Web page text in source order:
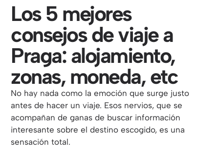
Los 5 mejores
consejos de viaje a
Praga: alojamiento,
zonas, moneda, etc
No hay nada como la emoción que surge justo
antes de hacer un viaje. Esos nervios, que se
acompañan de ganas de buscar información
interesante sobre el destino escogido, es una
sensación total.